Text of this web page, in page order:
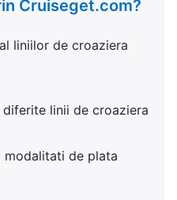
Cruiseget.com?
liniilor de croaziera
linii de croaziera
modalitati de plata